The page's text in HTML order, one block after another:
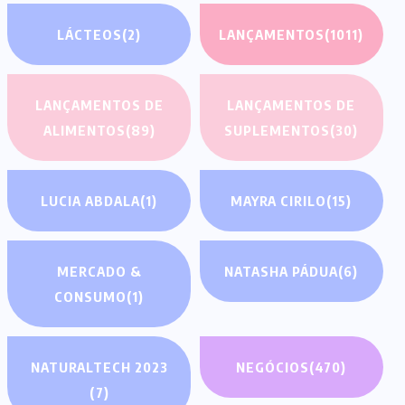
LÁCTEOS(2) LANÇAMENTOS(1011)
LANÇAMENTOS DE
ALIMENTOS(89)
LANÇAMENTOS DE
SUPLEMENTOS(30)
LUCIA ABDALA(1) MAYRA CIRILO(15)
MERCADO &
CONSUMO(1)
NATASHA PÁDUA(6)
NATURALTECH 2023
(7)
NEGÓCIOS(470)